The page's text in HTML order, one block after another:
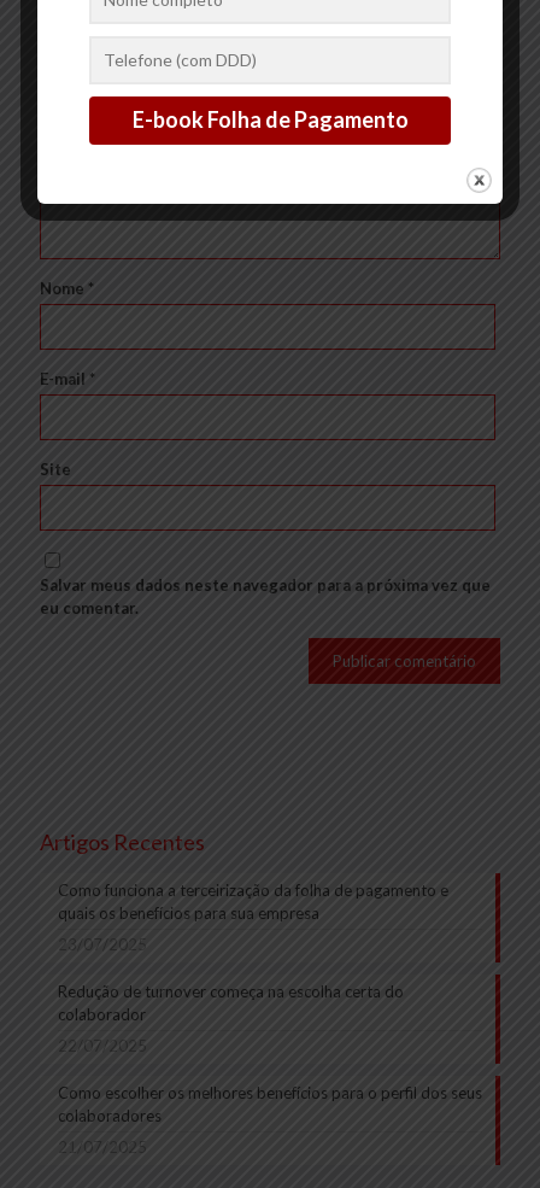
Comentário*
Nome *
E-mail *
Site
Salvar meus dados neste navegador para a próxima vez que
eu comentar.
Artigos Recentes
Como funciona a terceirização da folha de pagamento e
quais os benefícios para sua empresa
23/07/2025
Redução de turnover começa na escolha certa do
colaborador
22/07/2025
Como escolher os melhores benefícios para o perfil dos seus
colaboradores
21/07/2025